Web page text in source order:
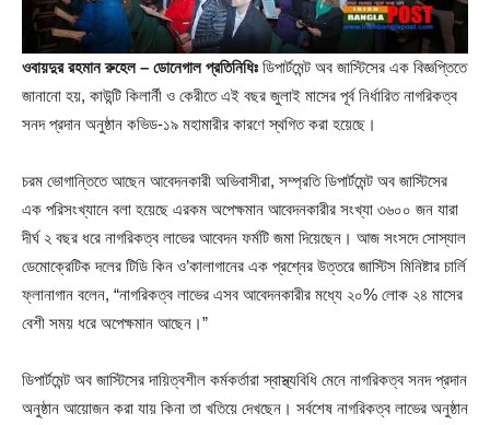
ওবায়দুর রহমান রুহেল – ডোনেগাল প্রতিনিধিঃ ডিপার্টমেন্ট অব জাস্টিসের এক বিজ্ঞপ্তিতে
জানানো হয়, কাউন্টি কিলার্নী ও কেরীতে এই বছর জুলাই মাসের পূর্ব নির্ধারিত নাগরিকত্ব
সনদ প্রদান অনুষ্ঠান কভিড-১৯ মহামারীর কারণে স্থগিত করা হয়েছে।
চরম ভোগান্তিতে আছেন আবেদনকারী অভিবাসীরা, সম্প্রতি ডিপার্টমেন্ট অব জাস্টিসের
এক পরিসংখ্যানে বলা হয়েছে এরকম অপেক্ষমান আবেদনকারীর সংখ্যা ৩৬০০ জন যারা
দীর্ঘ ২ বছর ধরে নাগরিকত্ব লাভের আবেদন ফর্মটি জমা দিয়েছেন। আজ সংসদে সোস্যাল
ডেমোক্রেটিক দলের টিডি কিন ও’কালাগানের এক প্রশ্নের উত্তরে জাস্টিস মিনিষ্টার চার্লি
ফ্লানাগান বলেন, “নাগরিকত্ব লাভের এসব আবেদনকারীর মধ্যে ২০% লোক ২৪ মাসের
বেশী সময় ধরে অপেক্ষমান আছেন।”
ডিপার্টমেন্ট অব জাস্টিসের দায়িত্বশীল কর্মকর্তারা স্বাস্থ্যবিধি মেনে নাগরিকত্ব সনদ প্রদান
অনুষ্ঠান আয়োজন করা যায় কিনা তা খতিয়ে দেখছেন। সর্বশেষ নাগরিকত্ব লাভের অনুষ্ঠান